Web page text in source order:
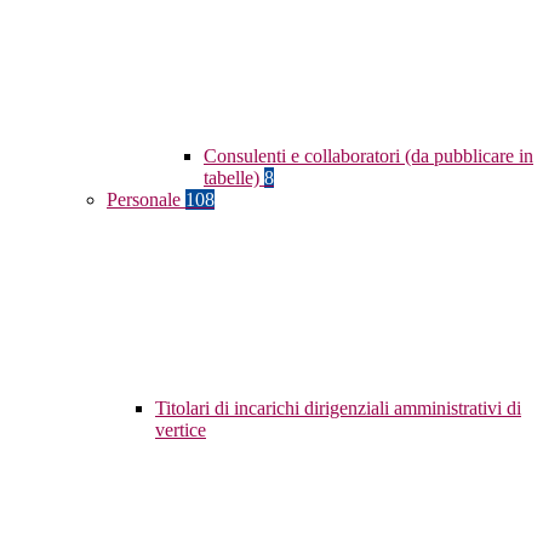
Consulenti e collaboratori (da pubblicare in
tabelle) 8
Personale 108
Titolari di incarichi dirigenziali amministrativi di
vertice